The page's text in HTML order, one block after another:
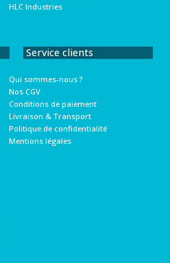
HLC Industries
Service clients
Qui sommes-nous ?
Nos CGV
Conditions de paiement
Livraison & Transport
Politique de confidentialité
Mentions légales